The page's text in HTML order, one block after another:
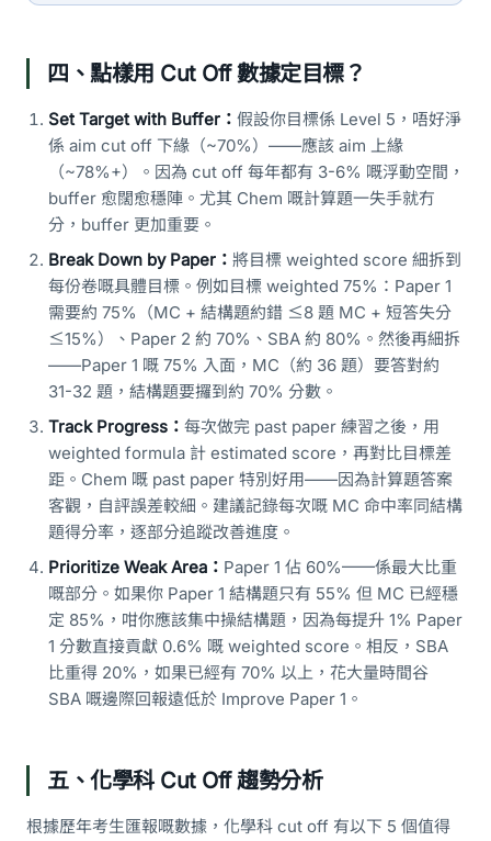
四、點樣用 Cut Off 數據定目標？
Set Target with Buffer： 假設你目標係 Level 5，唔好淨
係 aim cut off 下緣（~70%）——應該 aim 上緣
（~78%+）。因為 cut off 每年都有 3-6% 嘅浮動空間，
buffer 愈闊愈穩陣。尤其 Chem 嘅計算題一失手就冇
分，buffer 更加重要。
Break Down by Paper： 將目標 weighted score 細拆到
每份卷嘅具體目標。例如目標 weighted 75%：Paper 1
需要約 75%（MC + 結構題約錯 ≤8 題 MC + 短答失分
≤15%）、Paper 2 約 70%、SBA 約 80%。然後再細拆
——Paper 1 嘅 75% 入面，MC（約 36 題）要答對約
31-32 題，結構題要攞到約 70% 分數。
Track Progress： 每次做完 past paper 練習之後，用
weighted formula 計 estimated score，再對比目標差
距。Chem 嘅 past paper 特別好用——因為計算題答案
客觀，自評誤差較細。建議記錄每次嘅 MC 命中率同結構
題得分率，逐部分追蹤改善進度。
Prioritize Weak Area： Paper 1 佔 60%——係最大比重
嘅部分。如果你 Paper 1 結構題只有 55% 但 MC 已經穩
定 85%，咁你應該集中操結構題，因為每提升 1% Paper
1 分數直接貢獻 0.6% 嘅 weighted score。相反，SBA
比重得 20%，如果已經有 70% 以上，花大量時間谷
SBA 嘅邊際回報遠低於 Improve Paper 1。
五、化學科 Cut Off 趨勢分析
根據歷年考生匯報嘅數據，化學科 cut off 有以下 5 個值得